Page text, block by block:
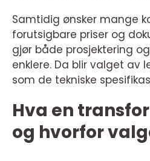
Samtidig ønsker mange
forutsigbare priser og
gjør både prosjektering
enklere. Da blir valget av
som de tekniske
Hva en
og hvorfor